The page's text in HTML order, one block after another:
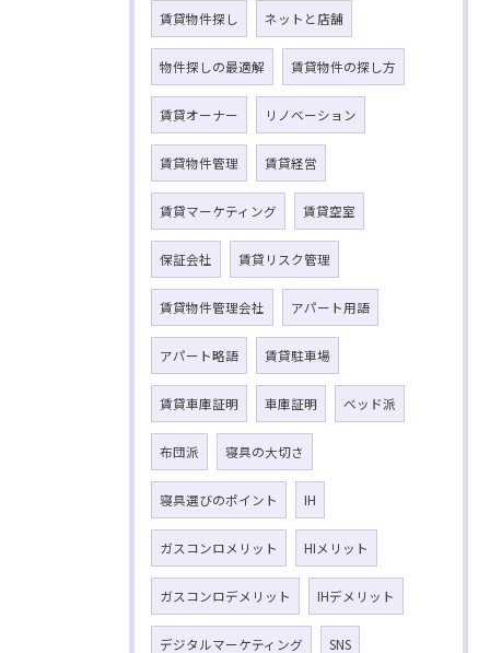
賃貸物件探し ネットと店舗
物件探しの最適解 賃貸物件の探し方
賃貸オーナー リノベーション
賃貸物件管理 賃貸経営
賃貸マーケティング 賃貸空室
保証会社 賃貸リスク管理
賃貸物件管理会社 アパート用語
アパート略語 賃貸駐車場
賃貸車庫証明 車庫証明 ベッド派
布団派 寝具の大切さ
寝具選びのポイント IH
ガスコンロメリット HIメリット
ガスコンロデメリット IHデメリット
デジタルマーケティング SNS